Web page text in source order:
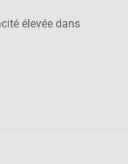
élevée dans